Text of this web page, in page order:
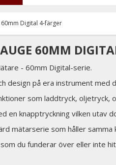
60mm Digital 4-färger
60MM
- 60mm Digital-serie.
design på era instrument med
som laddtryck, oljetryck,
en knapptryckning vilken utav
mätarserie som håller
du funderar över eller inte